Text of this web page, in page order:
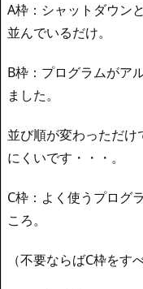
A枠：シャットダウン
並んでいるだけ。
B枠：プログラムがア
ました。
並び順が変わっただ
にくいです・・・。
C枠：よく使うプログ
ころ。
（不要ならばC枠をす